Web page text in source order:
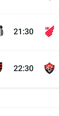
21:30
22:30